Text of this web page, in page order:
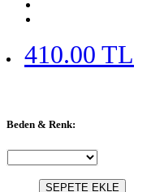
410.00 TL
Beden & Renk:
SEPETE EKLE